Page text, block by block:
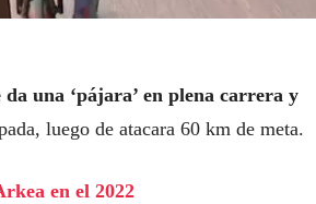
da una ‘pájara’ en plena carrera y
luego de atacara 60 km de meta.
en el 2022